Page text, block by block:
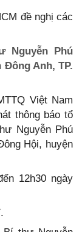
đề nghị các
Nguyễn Phú
Anh, TP.
Việt Nam
thông báo tổ
Nguyễn Phú
Hội, huyện
12h30 ngày